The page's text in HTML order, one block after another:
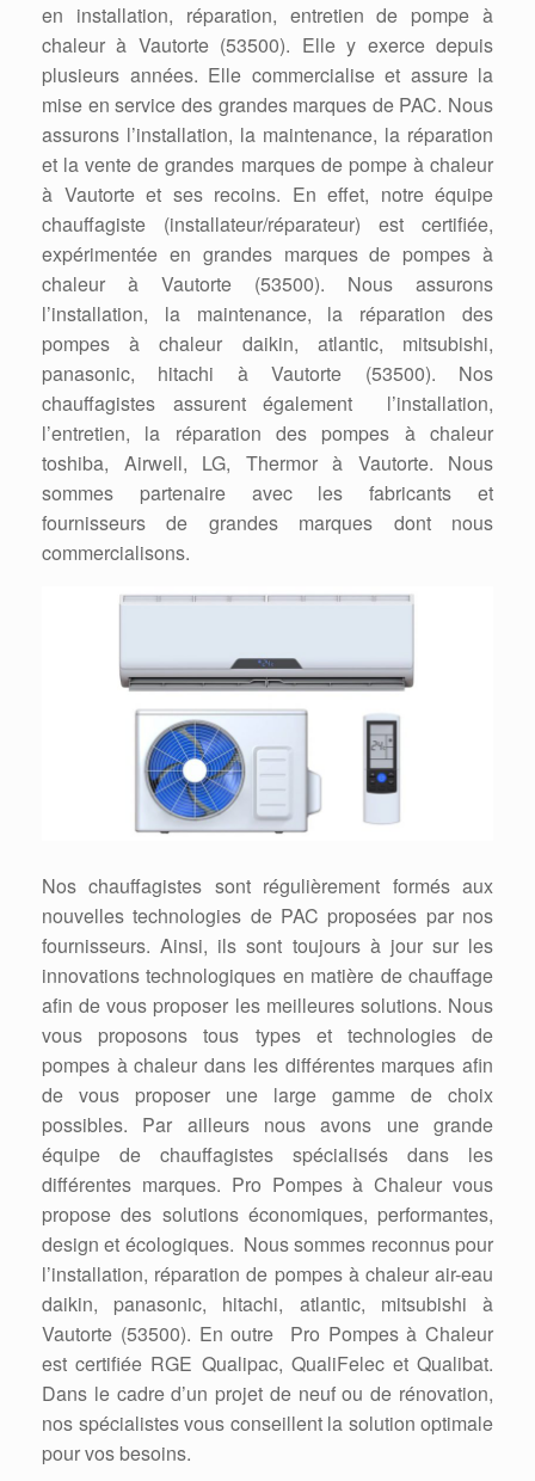
en installation, réparation, entretien de pompe à
chaleur à Vautorte (53500). Elle y exerce depuis
plusieurs années. Elle commercialise et assure la
mise en service des grandes marques de PAC. Nous
assurons l’installation, la maintenance, la réparation
et la vente de grandes marques de pompe à chaleur
à Vautorte et ses recoins. En effet, notre équipe
chauffagiste (installateur/réparateur) est certifiée,
expérimentée en grandes marques de pompes à
chaleur à Vautorte (53500). Nous assurons
l’installation, la maintenance, la réparation des
pompes à chaleur daikin, atlantic, mitsubishi,
panasonic, hitachi à Vautorte (53500). Nos
chauffagistes assurent également l’installation,
l’entretien, la réparation des pompes à chaleur
toshiba, Airwell, LG, Thermor à Vautorte. Nous
sommes partenaire avec les fabricants et
fournisseurs de grandes marques dont nous
commercialisons.
Nos chauffagistes sont régulièrement formés aux
nouvelles technologies de PAC proposées par nos
fournisseurs. Ainsi, ils sont toujours à jour sur les
innovations technologiques en matière de chauffage
afin de vous proposer les meilleures solutions. Nous
vous proposons tous types et technologies de
pompes à chaleur dans les différentes marques afin
de vous proposer une large gamme de choix
possibles. Par ailleurs nous avons une grande
équipe de chauffagistes spécialisés dans les
différentes marques. Pro Pompes à Chaleur vous
propose des solutions économiques, performantes,
design et écologiques. Nous sommes reconnus pour
l’installation, réparation de pompes à chaleur air-eau
daikin, panasonic, hitachi, atlantic, mitsubishi à
Vautorte (53500). En outre Pro Pompes à Chaleur
est certifiée RGE Qualipac, QualiFelec et Qualibat.
Dans le cadre d’un projet de neuf ou de rénovation,
nos spécialistes vous conseillent la solution optimale
pour vos besoins.